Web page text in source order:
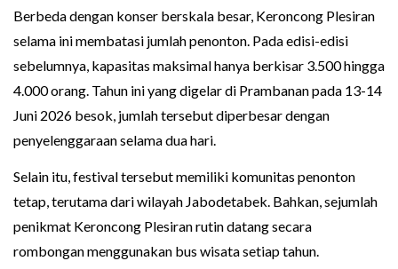
Berbeda dengan konser berskala besar, Keroncong Plesiran
selama ini membatasi jumlah penonton. Pada edisi-edisi
sebelumnya, kapasitas maksimal hanya berkisar 3.500 hingga
4.000 orang. Tahun ini yang digelar di Prambanan pada 13-14
Juni 2026 besok, jumlah tersebut diperbesar dengan
penyelenggaraan selama dua hari.
Selain itu, festival tersebut memiliki komunitas penonton
tetap, terutama dari wilayah Jabodetabek. Bahkan, sejumlah
penikmat Keroncong Plesiran rutin datang secara
rombongan menggunakan bus wisata setiap tahun.